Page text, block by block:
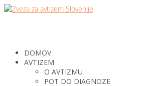
DOMOV
AVTIZEM
O AVTIZMU
POT DO DIAGNOZE